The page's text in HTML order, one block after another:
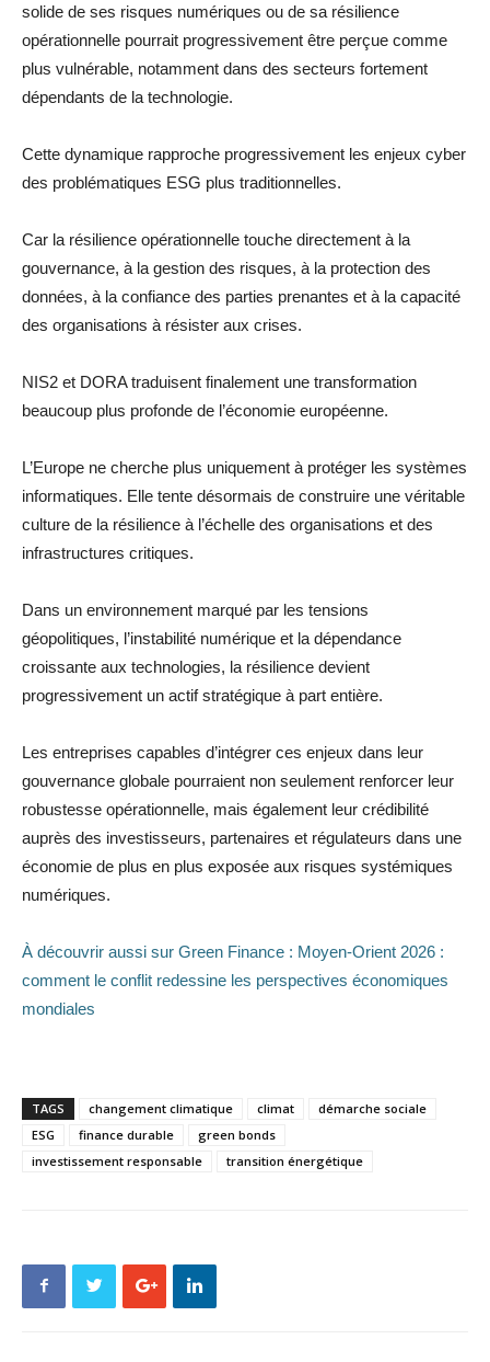
solide de ses risques numériques ou de sa résilience
opérationnelle pourrait progressivement être perçue comme
plus vulnérable, notamment dans des secteurs fortement
dépendants de la technologie.
Cette dynamique rapproche progressivement les enjeux cyber
des problématiques ESG plus traditionnelles.
Car la résilience opérationnelle touche directement à la
gouvernance, à la gestion des risques, à la protection des
données, à la confiance des parties prenantes et à la capacité
des organisations à résister aux crises.
NIS2 et DORA traduisent finalement une transformation
beaucoup plus profonde de l’économie européenne.
L’Europe ne cherche plus uniquement à protéger les systèmes
informatiques. Elle tente désormais de construire une véritable
culture de la résilience à l’échelle des organisations et des
infrastructures critiques.
Dans un environnement marqué par les tensions
géopolitiques, l’instabilité numérique et la dépendance
croissante aux technologies, la résilience devient
progressivement un actif stratégique à part entière.
Les entreprises capables d’intégrer ces enjeux dans leur
gouvernance globale pourraient non seulement renforcer leur
robustesse opérationnelle, mais également leur crédibilité
auprès des investisseurs, partenaires et régulateurs dans une
économie de plus en plus exposée aux risques systémiques
numériques.
À découvrir aussi sur Green Finance : Moyen-Orient 2026 :
comment le conflit redessine les perspectives économiques
mondiales
TAGS changement climatique climat
démarche sociale
ESG
finance durable
green bonds
investissement responsable
transition énergétique